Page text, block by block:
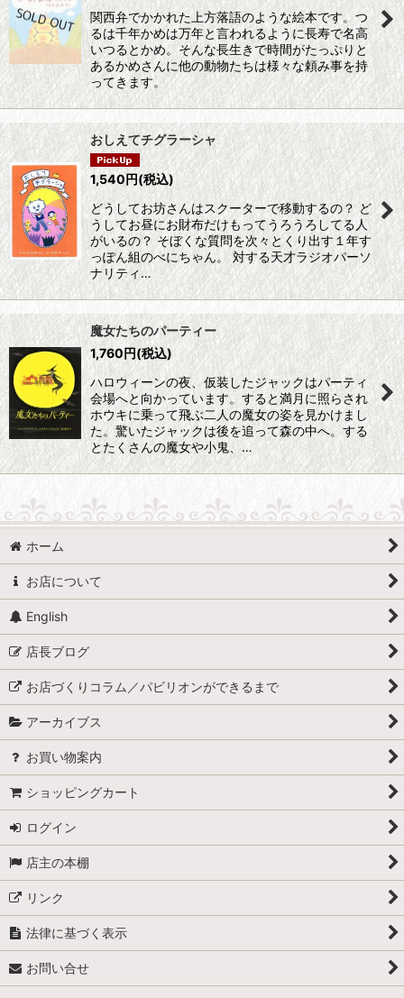
関西弁でかかれた上方落語のような絵本です。つ
るは千年かめは万年と言われるように長寿で名高
いつるとかめ。そんな長生きで時間がたっぷりと
あるかめさんに他の動物たちは様々な頼み事を持
ってきます。
おしえてチグラーシャ
1,540円(税込)
どうしてお坊さんはスクーターで移動するの？ ど
うしてお昼にお財布だけもってうろうろしてる人
がいるの？ そぼくな質問を次々とくり出す１年す
っぽん組のべにちゃん。 対する天才ラジオパーソ
ナリティ…
魔女たちのパーティー
1,760円(税込)
ハロウィーンの夜、仮装したジャックはパーティ
会場へと向かっています。すると満月に照らされ
ホウキに乗って飛ぶ二人の魔女の姿を見かけまし
た。驚いたジャックは後を追って森の中へ。する
とたくさんの魔女や小鬼、…
ホーム
お店について
English
店長ブログ
お店づくりコラム／パビリオンができるまで
アーカイブス
お買い物案内
ショッピングカート
ログイン
店主の本棚
リンク
法律に基づく表示
お問い合せ